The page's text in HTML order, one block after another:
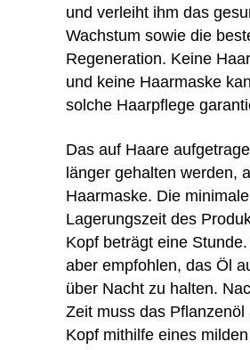
und verleiht ihm das
Wachstum sowie die
Regeneration. Keine
und keine Haarmaske
solche Haarpflege
Das auf Haare
länger gehalten werden,
Haarmaske. Die minimale
Lagerungszeit des
Kopf beträgt eine
aber empfohlen, das Öl
über Nacht zu halten.
Zeit muss das Pflanzenöl
Kopf mithilfe eines